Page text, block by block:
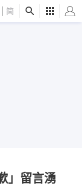
简
」留言湧